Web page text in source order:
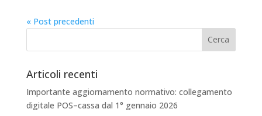
« Post precedenti
Articoli recenti
Importante aggiornamento normativo: collegamento
digitale POS–cassa dal 1° gennaio 2026